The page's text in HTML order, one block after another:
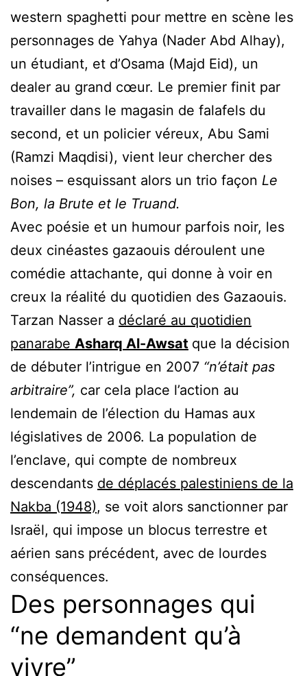
western spaghetti pour mettre en scène les
personnages de Yahya (Nader Abd Alhay),
un étudiant, et d’Osama (Majd Eid), un
dealer au grand cœur. Le premier finit par
travailler dans le magasin de falafels du
second, et un policier véreux, Abu Sami
(Ramzi Maqdisi), vient leur chercher des
noises – esquissant alors un trio façon Le
Bon, la Brute et le Truand.
Avec poésie et un humour parfois noir, les
deux cinéastes gazaouis déroulent une
comédie attachante, qui donne à voir en
creux la réalité du quotidien des Gazaouis.
Tarzan Nasser a déclaré au quotidien
panarabe Asharq Al-Awsat que la décision
de débuter l’intrigue en 2007 “n’était pas
arbitraire”, car cela place l’action au
lendemain de l’élection du Hamas aux
législatives de 2006. La population de
l’enclave, qui compte de nombreux
descendants de déplacés palestiniens de la
Nakba (1948), se voit alors sanctionner par
Israël, qui impose un blocus terrestre et
aérien sans précédent, avec de lourdes
conséquences.
Des personnages qui
“ne demandent qu’à
vivre”